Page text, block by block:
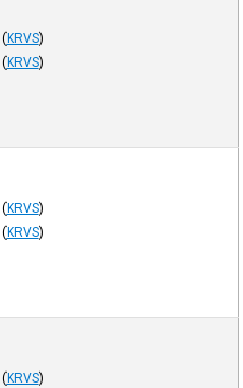
(KRVS)
(KRVS)
(KRVS)
(KRVS)
(KRVS)